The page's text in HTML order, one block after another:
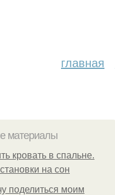
главная
материалы
кровать в спальне.
на сон
поделиться моим